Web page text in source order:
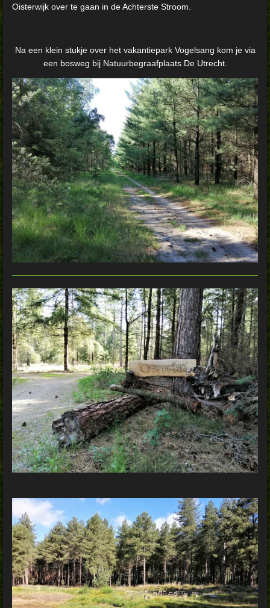
Oisterwijk over te gaan in de Achterste Stroom.
Na een klein stukje over het vakantiepark Vogelsang kom je via
een bosweg bij Natuurbegraafplaats De Utrecht.